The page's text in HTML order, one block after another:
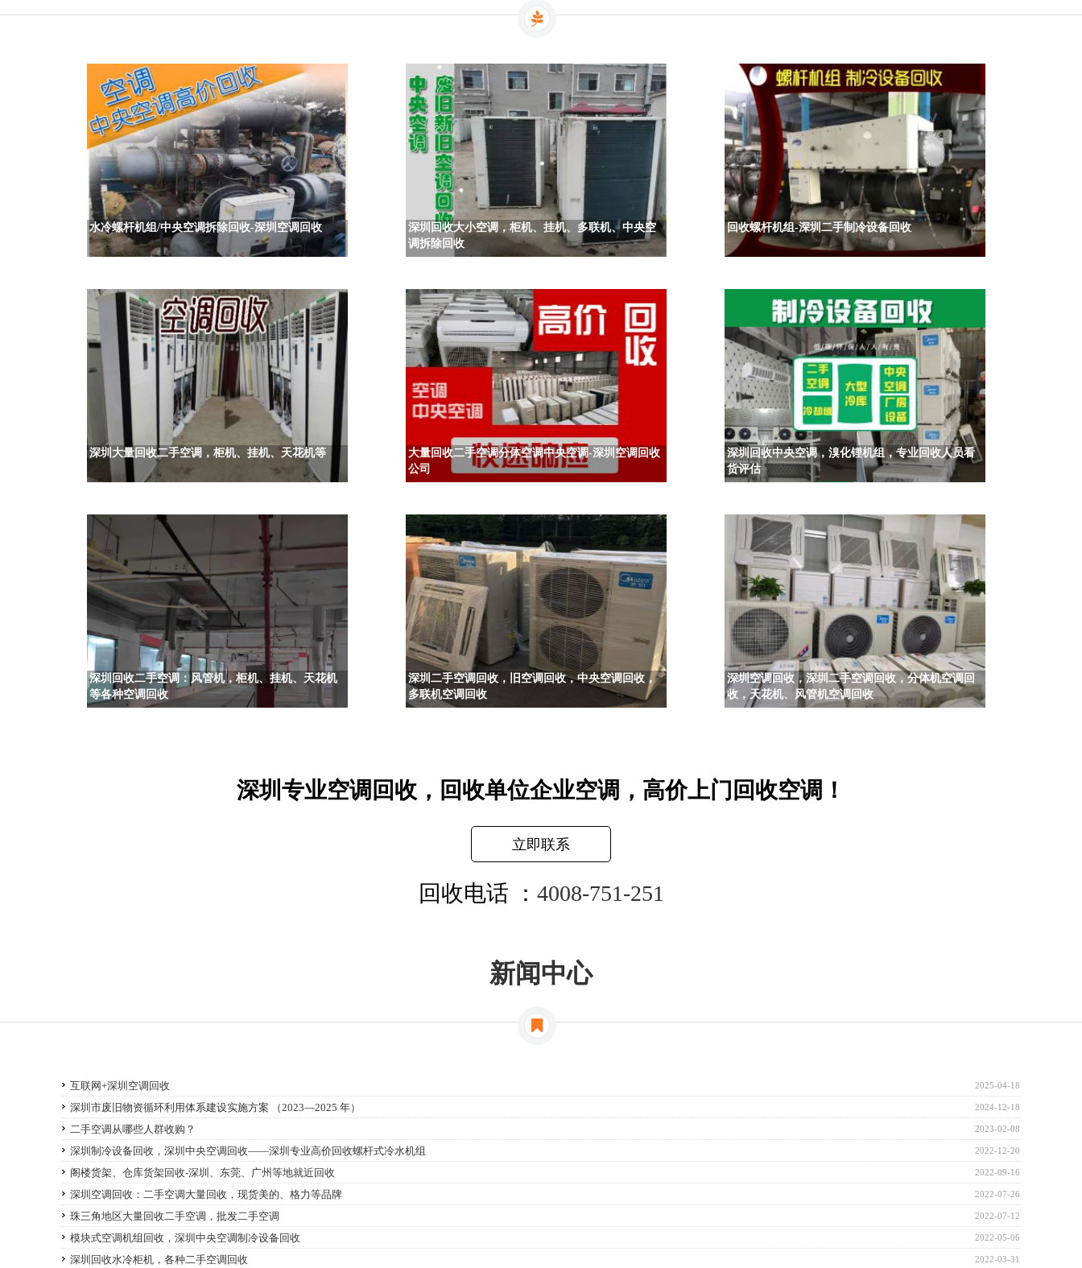
水冷螺杆机组/中央空调拆除回收-深圳空调回收
深圳回收大小空调，柜机、挂机、多联机、中央空
调拆除回收
回收螺杆机组-深圳二手制冷设备回收
深圳大量回收二手空调，柜机、挂机、天花机等
大量回收二手空调分体空调中央空调-深圳空调回收
公司
深圳回收中央空调，溴化锂机组，专业回收人员看
货评估
深圳回收二手空调：风管机，柜机、挂机、天花机
等各种空调回收
深圳二手空调回收，旧空调回收，中央空调回收，
多联机空调回收
深圳空调回收，深圳二手空调回收，分体机空调回
收，天花机、风管机空调回收
深圳专业空调回收，回收单位企业空调，高价上门回收空调！
立即联系
回收电话 ： 4008-751-251
新闻中心
2025-04-18
互联网+深圳空调回收
2024-12-18
深圳市废旧物资循环利用体系建设实施方案 （2023—2025 年）
2023-02-08
二手空调从哪些人群收购？
2022-12-20
深圳制冷设备回收，深圳中央空调回收——深圳专业高价回收螺杆式冷水机组
2022-09-16
阁楼货架、仓库货架回收-深圳、东莞、广州等地就近回收
2022-07-26
深圳空调回收：二手空调大量回收，现货美的、格力等品牌
2022-07-12
珠三角地区大量回收二手空调，批发二手空调
2022-05-06
模块式空调机组回收，深圳中央空调制冷设备回收
2022-03-31
深圳回收水冷柜机，各种二手空调回收